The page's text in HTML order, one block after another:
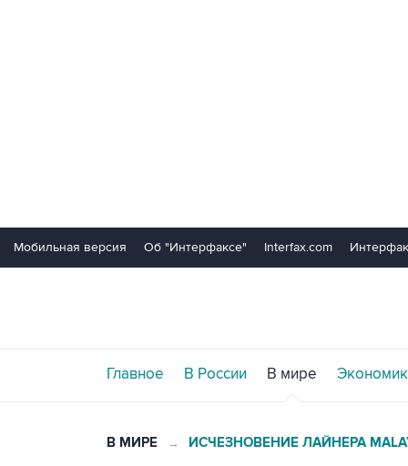
Мобильная версия Об "Интерфаксе" Interfax.com
Главное В России В мире
В МИРЕ → ИСЧЕЗНОВЕНИЕ ЛАЙНЕРА